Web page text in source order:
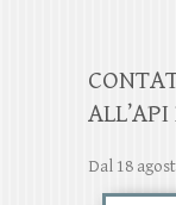
Dal 18